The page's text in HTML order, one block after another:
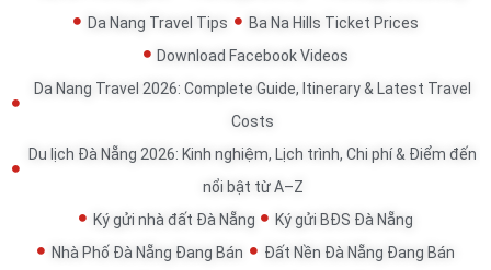
Da Nang Travel Tips
Ba Na Hills Ticket Prices
Download Facebook Videos
Da Nang Travel 2026: Complete Guide, Itinerary & Latest Travel
Costs
Du lịch Đà Nẵng 2026: Kinh nghiệm, Lịch trình, Chi phí & Điểm đến
nổi bật từ A–Z
Ký gửi nhà đất Đà Nẵng
Ký gửi BĐS Đà Nẵng
Nhà Phố Đà Nẵng Đang Bán
Đất Nền Đà Nẵng Đang Bán